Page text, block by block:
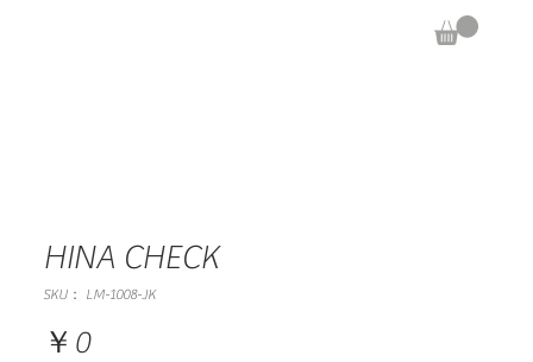
HINA CHECK
SKU： LM-1008-JK
￥0価